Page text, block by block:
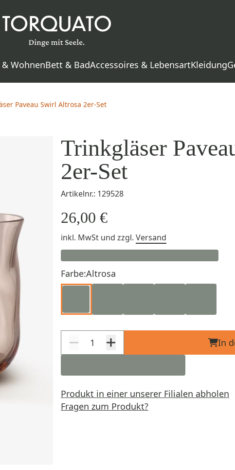
WohnenBett & BadAccessoires & LebensartKleidung
Paveau Swirl Altrosa 2er-Set
Trinkgläser
2er-Set
Artikelnr.: 129528
26,00 €
inkl. MwSt und zzgl. Versand
Farbe:Altrosa
In
Produkt in einer unserer Filialen abholen
Fragen zum Produkt?